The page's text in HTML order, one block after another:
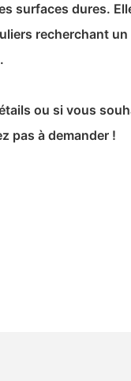
surfaces dures.
recherchant
ou si vous
pas à demander !